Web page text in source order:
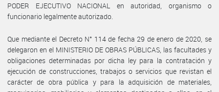
PODER EJECUTIVO NACIONAL en autoridad, organismo o
funcionario legalmente autorizado.
Que mediante el Decreto N° 114 de fecha 29 de enero de 2020, se
delegaron en el MINISTERIO DE OBRAS PÚBLICAS, las facultades y
obligaciones determinadas por dicha ley para la contratación y
ejecución de construcciones, trabajos o servicios que revistan el
carácter de obra pública y para la adquisición de materiales,